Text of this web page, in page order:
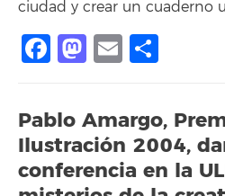
ciudad y crear un cuaderno
Facebook
Mastodon
Email
Pablo Amargo,
Ilustración 2004,
conferencia en la